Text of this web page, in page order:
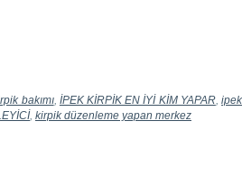
bakımı, İPEK KİRPİK EN İYİ KİM YAPAR,ipek
kirpik düzenleme yapan merkez